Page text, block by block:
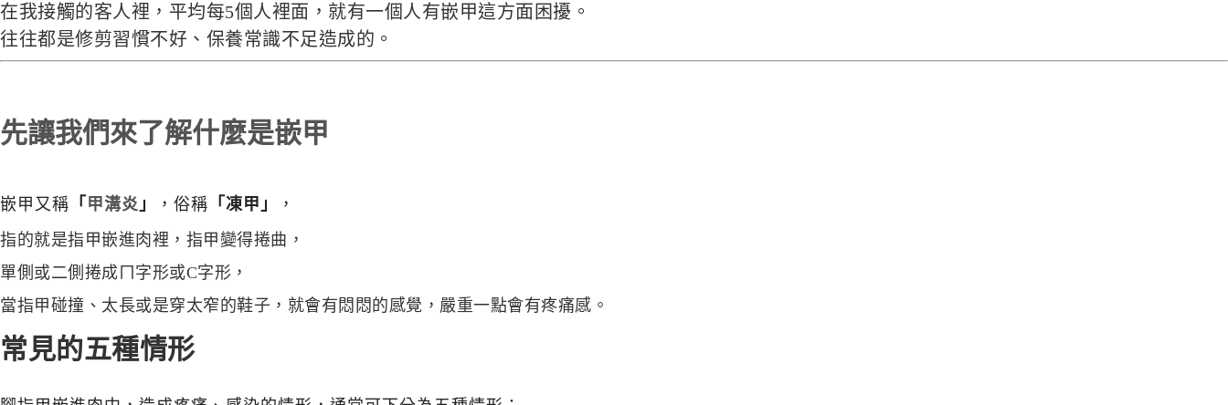
在我接觸的客人裡，平均每5個人裡面，就有一個人有嵌甲這方面困擾。
往往都是修剪習慣不好、保養常識不足造成的。
先讓我們來了解什麼是嵌甲
嵌甲又稱 「 甲溝炎 」 ，俗稱 「凍甲」
，
指的就是指甲嵌進肉裡，指甲變得捲曲，
單側或二側 捲成ㄇ字形或C字形，
當指甲碰撞、太長或是穿太窄的鞋子，就會有悶悶的感覺，嚴重一點會有疼痛感。
常見的五種情形